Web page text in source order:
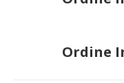
postOrdine